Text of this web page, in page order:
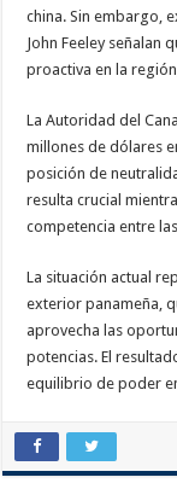
china. Sin embargo,
John Feeley señalan
proactiva en la
La Autoridad del
millones de dólares
posición de
resulta crucial
competencia entre
La situación actual
exterior panameña,
aprovecha las
potencias. El
equilibrio de poder